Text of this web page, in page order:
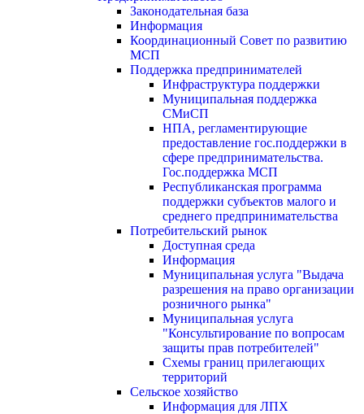
Законодательная база
Информация
Координационный Совет по развитию
МСП
Поддержка предпринимателей
Инфраструктура поддержки
Муниципальная поддержка
СМиСП
НПА, регламентирующие
предоставление гос.поддержки в
сфере предпринимательства.
Гос.поддержка МСП
Республиканская программа
поддержки субъектов малого и
среднего предпринимательства
Потребительский рынок
Доступная среда
Информация
Муниципальная услуга "Выдача
разрешения на право организации
розничного рынка"
Муниципальная услуга
"Консультирование по вопросам
защиты прав потребителей"
Схемы границ прилегающих
территорий
Сельское хозяйство
Информация для ЛПХ